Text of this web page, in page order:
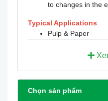
to changes in the
Typical Applications
Pulp & Paper
Waste Water
Chọn sản phẩm